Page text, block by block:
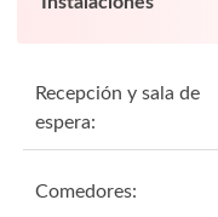
Recepción y sala de
espera:
Comedores: